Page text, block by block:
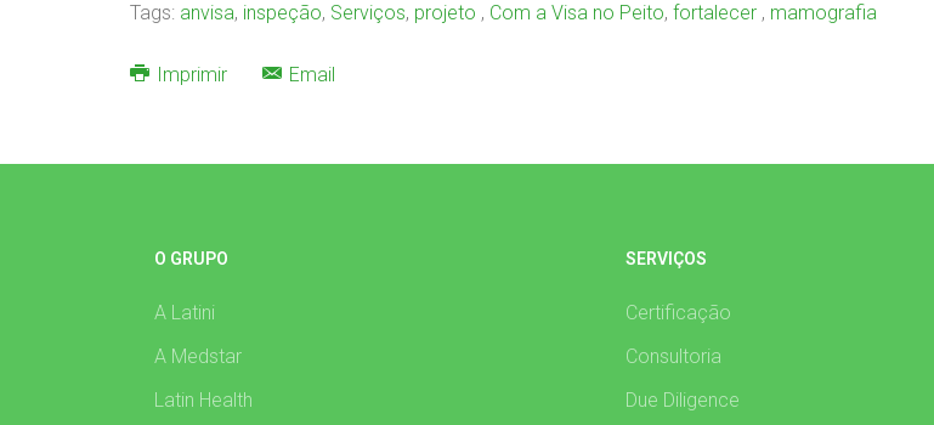
Tags: anvisa, inspeção, Serviços, projeto , Com a Visa no Peito, fortalecer , mamografia
Imprimir Email
O GRUPO
A Latini
A Medstar
Latin Health
SERVIÇOS
Certificação
Consultoria
Due Diligence